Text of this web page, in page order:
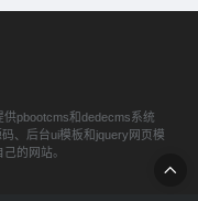
pbootcms和dedecms系统
、后台ui模板和jquery网页模
的网站。